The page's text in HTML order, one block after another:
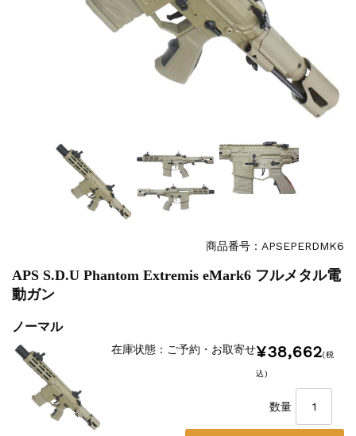
商品番号：APSEPERDMK6
APS S.D.U Phantom Extremis eMark6 フルメタル電
動ガン
ノーマル
在庫状態 : ご予約・お取寄せ¥38,662(税
込)
数量